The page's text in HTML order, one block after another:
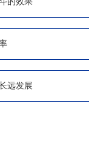
远发展